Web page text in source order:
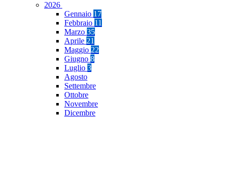
2026
Gennaio 17
Febbraio 11
Marzo 35
Aprile 21
Maggio 22
Giugno 8
Luglio 3
Agosto
Settembre
Ottobre
Novembre
Dicembre